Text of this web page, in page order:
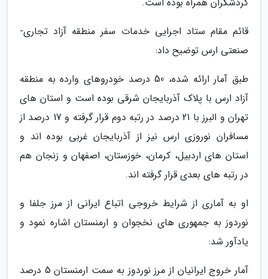
قائم مقام ستاد اجرایی خدمات سفر منطقه آزاد تجاری-
صنعتی ارس توضیح داد:
طبق آمار ارائه شده، 50 درصد خودروهای وارده به منطقه
آزاد ارس با پلاک آذربایجان شرقی بوده است و استان های
تهران و البرز با 21 درصد در رتبه دوم قرار گرفته و 17 درصد از
مسافران نوروزی ارس نیز از آذربایجان غربی بوده اند و
استان های اردبیل، کرمان، خوزستان، اصفهان و زنجان هم
در رتبه های بعدی قرار گرفته اند.
او به آماری از شرایط خروجی اتباع ایرانی از مرز جلفا و
نوردوز به جمهوری های نخجوان و ارمنستان اشاره نمود و
یادآور شد:
آمار خروج ایرانیان از مرز نوردوز به سمت ارمنستان 5 درصد